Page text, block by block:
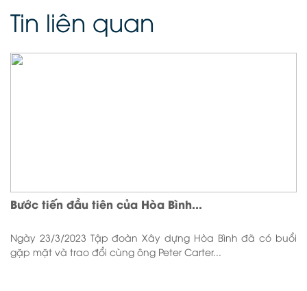
Tin liên quan
Bước tiến đầu tiên của Hòa Bình...
Ngày 23/3/2023 Tập đoàn Xây dựng Hòa Bình đã có buổi
gặp mặt và trao đổi cùng ông Peter Carter...